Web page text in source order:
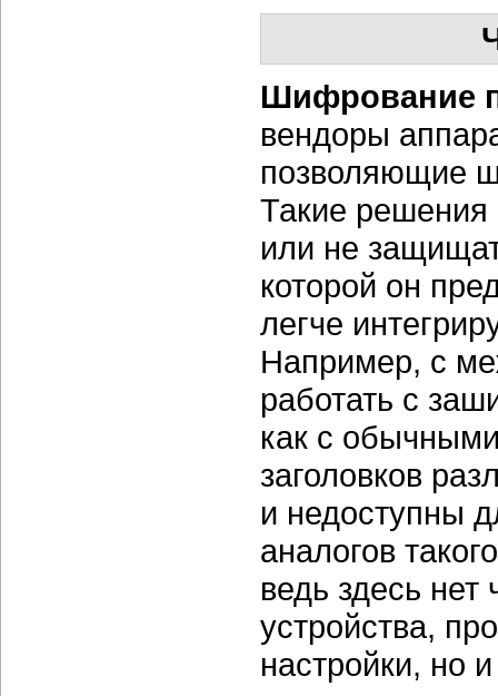
Шифрование
вендоры
позволяющие
Такие
или не
которой он
легче
Например, с
работать с
как с
заголовков
и недоступны
аналогов
ведь здесь нет
устройства,
настройки, но